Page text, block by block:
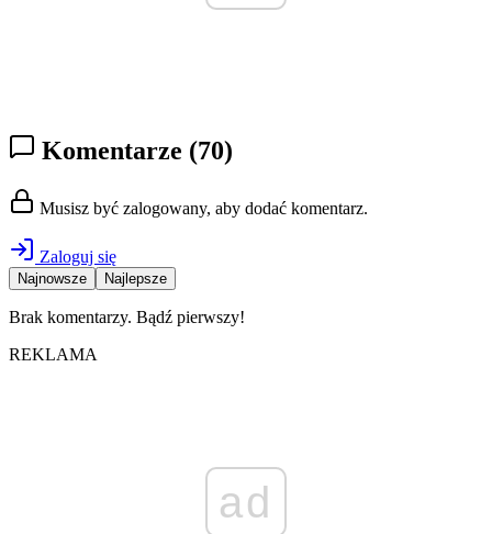
Komentarze (70)
Musisz być zalogowany, aby dodać komentarz.
Zaloguj się
Najnowsze Najlepsze
Brak komentarzy. Bądź pierwszy!
REKLAMA
ad